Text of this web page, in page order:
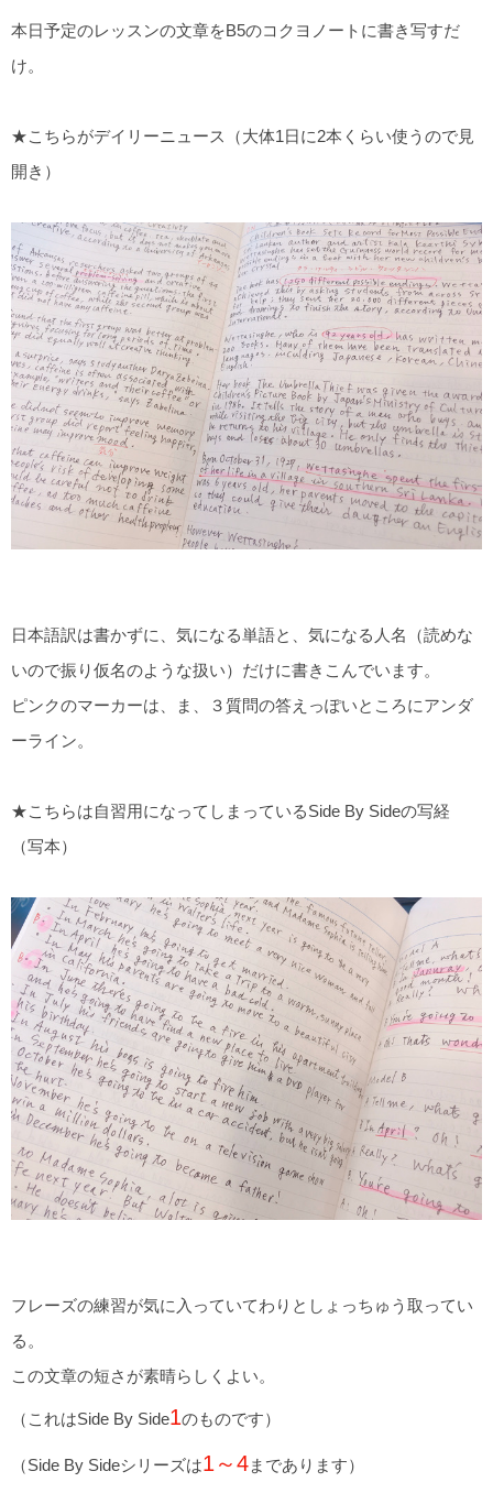
本日予定のレッスンの文章をB5のコクヨノートに書き写すだ
け。
★こちらがデイリーニュース（大体1日に2本くらい使うので見
開き）
日本語訳は書かずに、気になる単語と、気になる人名（読めな
いので振り仮名のような扱い）だけに書きこんでいます。
ピンクのマーカーは、ま、３質問の答えっぽいところにアンダ
ーライン。
★こちらは自習用になってしまっているSide By Sideの写経
（写本）
フレーズの練習が気に入っていてわりとしょっちゅう取ってい
る。
この文章の短さが素晴らしくよい。
（これはSide By Side1のものです）
（Side By Sideシリーズは1～4まであります）